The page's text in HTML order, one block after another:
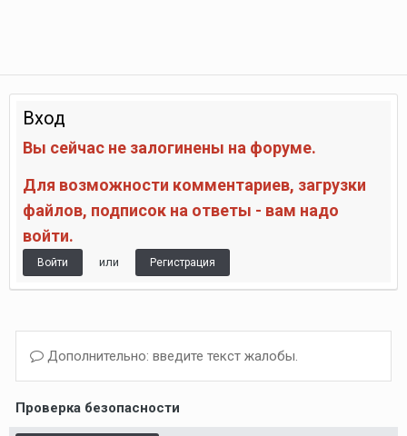
Вход
Вы сейчас не залогинены на форуме.
Для возможности комментариев, загрузки
файлов, подписок на ответы - вам надо
войти.
Войти или Регистрация
Дополнительно: введите текст жалобы.
Проверка безопасности